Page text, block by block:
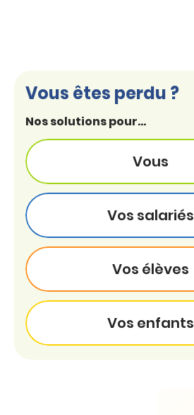
Vous êtes perdu ?
Nos solutions pour...
Vous
Vos salariés
Vos élèves
Vos enfants